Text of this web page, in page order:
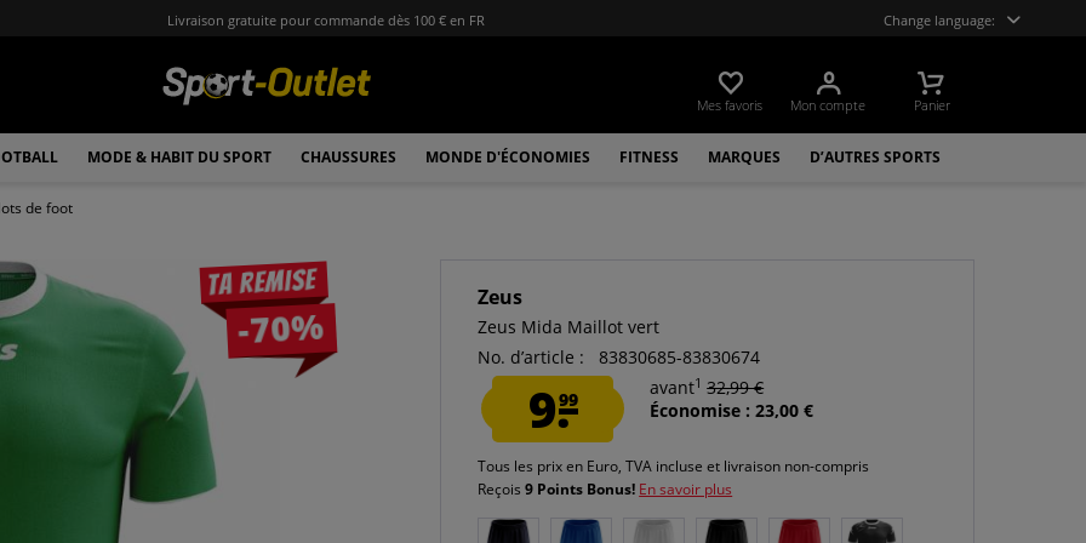
Livraison gratuite pour commande dès 100 € en FR Change language:
Mes favoris Mon compte Panier
MODE & HABIT DU SPORT CHAUSSURES MONDE D'ÉCONOMIES FITNESS MARQUES D’AUTRES SPORTS
de foot
Ta remise
-70%
Zeus
Zeus Mida Maillot vert
No. d’article :
83830685-83830674
9.99
avant1 32,99 €
Économise : 23,00 €
Tous les prix en Euro, TVA incluse et livraison non-compris
Reçois9 Points Bonus! En savoir plus